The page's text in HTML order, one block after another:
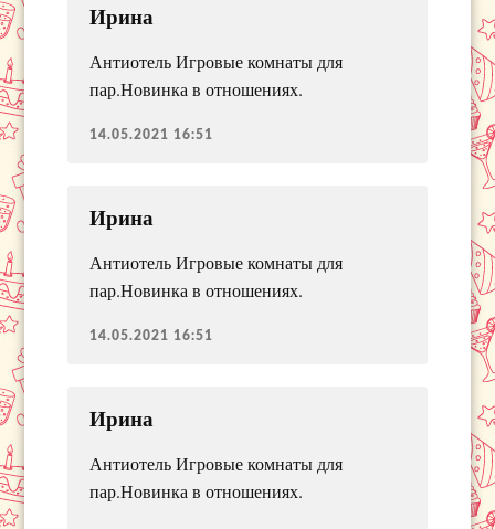
Ирина
Антиотель Игровые комнаты для
пар.Новинка в отношениях.
14.05.2021 16:51
Ирина
Антиотель Игровые комнаты для
пар.Новинка в отношениях.
14.05.2021 16:51
Ирина
Антиотель Игровые комнаты для
пар.Новинка в отношениях.